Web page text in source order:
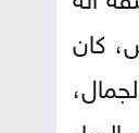
كان